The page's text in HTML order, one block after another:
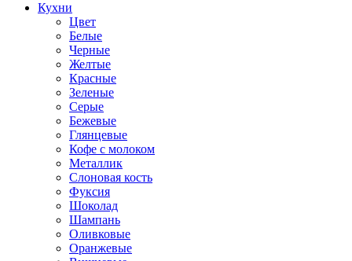
Кухни
Цвет
Белые
Черные
Желтые
Красные
Зеленые
Серые
Бежевые
Глянцевые
Кофе с молоком
Металлик
Слоновая кость
Фуксия
Шоколад
Шампань
Оливковые
Оранжевые